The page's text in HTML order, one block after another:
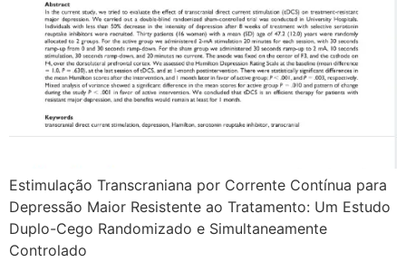
Estimulação Transcraniana por Corrente Contínua para
Depressão Maior Resistente ao Tratamento: Um Estudo
Duplo-Cego Randomizado e Simultaneamente
Controlado